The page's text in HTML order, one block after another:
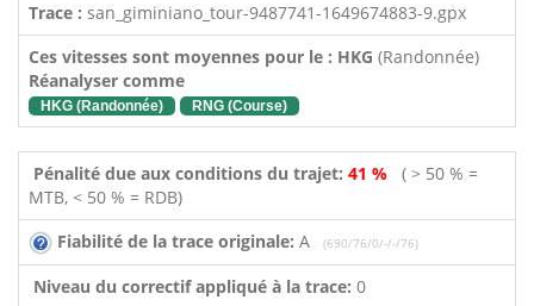
Trace : san_giminiano_tour-9487741-1649674883-9.gpx
Ces vitesses sont moyennes pour le : HKG (Randonnée)
Réanalyser comme
HKG (Randonnée) RNG (Course)
Pénalité due aux conditions du trajet: 41 % ( > 50 % =
MTB, < 50 % = RDB)
Fiabilité de la trace originale: A (690/76/0/-/-/76)
Niveau du correctif appliqué à la trace: 0